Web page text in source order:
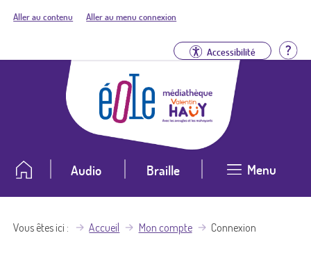
Aller au contenu Aller au menu connexion
Accessibilité
Audio Braille Menu
Vous êtes ici Accueil Mon compte Connexion